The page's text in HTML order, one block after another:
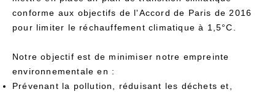
conforme aux objectifs de l'Accord de Paris de 2016
pour limiter le réchauffement climatique à 1,5°C.
Notre objectif est de minimiser notre empreinte
environnementale en :
Prévenant la pollution, réduisant les déchets et,